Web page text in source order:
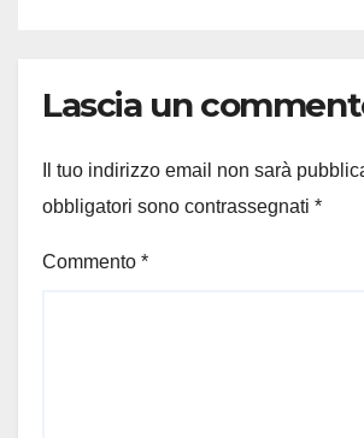
Lascia un
Il tuo indirizzo email non sarà
obbligatori sono contrassegnati *
Commento *